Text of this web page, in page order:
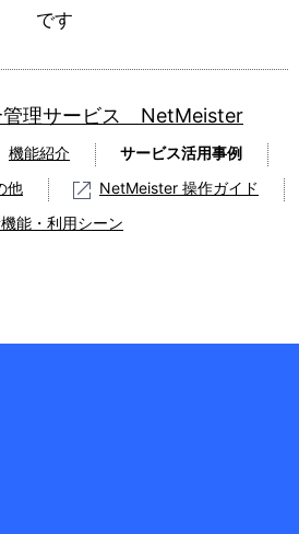
です
管理サービス NetMeister
機能紹介
サービス活用事例
他
NetMeister 操作ガイド
能・利用シーン